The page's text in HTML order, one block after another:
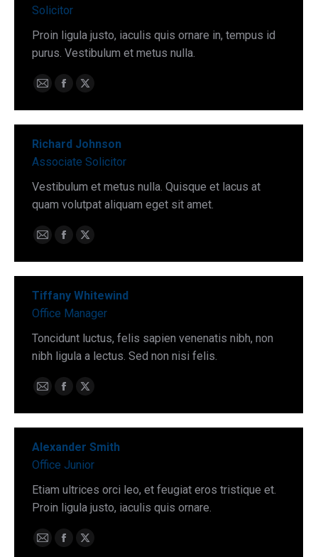
Solicitor
Proin ligula justo, iaculis quis ornare in, tempus id
purus. Vestibulum et metus nulla.
E-
mail
Facebook
X
Richard Johnson
Associate Solicitor
Vestibulum et metus nulla. Quisque et lacus at
quam volutpat aliquam eget sit amet.
E-
mail
Facebook
X
Tiffany Whitewind
Office Manager
Toncidunt luctus, felis sapien venenatis nibh, non
nibh ligula a lectus. Sed non nisi felis.
E-
mail
Facebook
X
Alexander Smith
Office Junior
Etiam ultrices orci leo, et feugiat eros tristique et.
Proin ligula justo, iaculis quis ornare.
E-
Facebook
X